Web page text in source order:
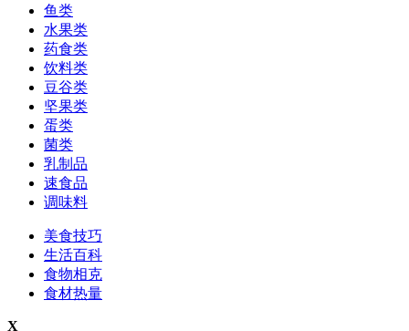
鱼类
水果类
药食类
饮料类
豆谷类
坚果类
蛋类
菌类
乳制品
速食品
调味料
美食技巧
生活百科
食物相克
食材热量
X